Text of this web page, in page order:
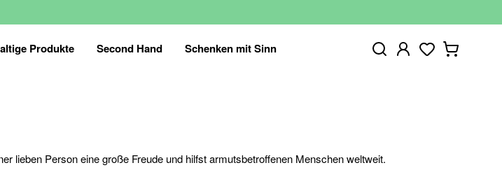
Produkte Second Hand Schenken mit Sinn
lieben Person eine große Freude und hilfst armutsbetroffenen Menschen weltweit.